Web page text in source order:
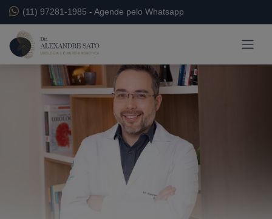
(11) 97281-1985 - Agende pelo Whatsapp